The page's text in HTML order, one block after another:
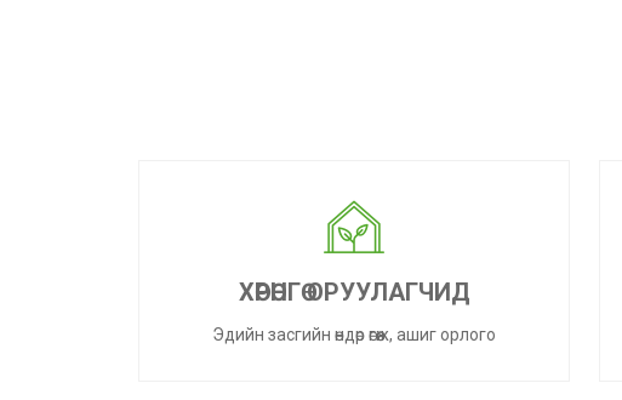
ХӨРӨНГӨ ОРУУЛАГЧИД
Эдийн засгийн өндөр өгөөж, ашиг орлого